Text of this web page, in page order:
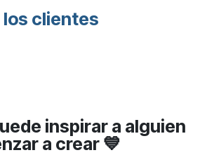
los clientes
inspirar a alguien
a crear 💙